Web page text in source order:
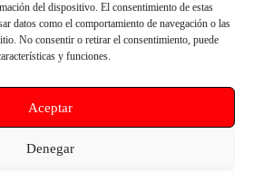
del dispositivo. El consentimiento de estas
datos como el comportamiento de navegación o las
No consentir o retirar el consentimiento, puede
y funciones.
Aceptar
Denegar
UNICEF España lanza una guía